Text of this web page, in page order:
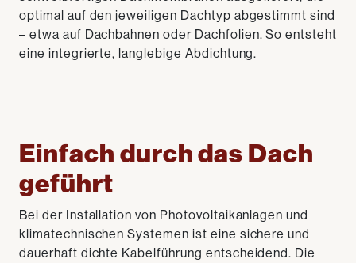
optimal auf den jeweiligen Dachtyp abgestimmt sind
– etwa auf Dachbahnen oder Dachfolien. So entsteht
eine integrierte, langlebige Abdichtung.
Einfach durch das Dach
geführt
Bei der Installation von Photovoltaikanlagen und
klimatechnischen Systemen ist eine sichere und
dauerhaft dichte Kabelführung entscheidend. Die